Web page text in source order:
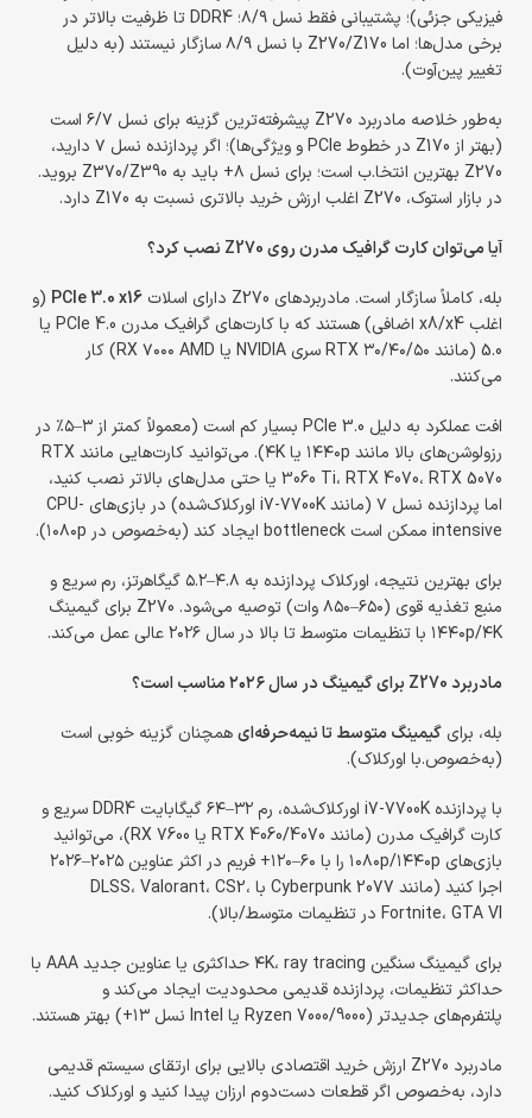
فیزیکی جزئی)؛ پشتیبانی فقط نسل ۸/۹؛ DDR4 تا ظرفیت بالاتر در
برخی مدل‌ها؛ اما Z270/Z170 با نسل ۸/۹ سازگار نیستند (به دلیل
تغییر پین‌آوت).
به‌طور خلاصه مادربرد Z270 پیشرفته‌ترین گزینه برای نسل ۶/۷ است
(بهتر از Z170 در خطوط PCIe و ویژگی‌ها)؛ اگر پردازنده نسل ۷ دارید،
Z270 بهترین انتخا.ب است؛ برای نسل ۸+ باید به Z370/Z390 بروید.
در بازار استوک، Z270 اغلب ارزش خرید بالاتری نسبت به Z170 دارد.
آیا می‌توان کارت گرافیک مدرن روی Z270 نصب کرد؟
بله، کاملاً سازگار است. مادربردهای Z270 دارای اسلات
PCIe 3.0 x16 (و
اغلب x8/x4 اضافی) هستند که با کارت‌های گرافیک مدرن PCIe 4.0 یا
5.0 (مانند RTX ۳۰/۴۰/۵۰ سری NVIDIA یا RX ۷۰۰۰ AMD) کار
می‌کنند.
افت عملکرد به دلیل PCIe 3.0 بسیار کم است (معمولاً کمتر از ۳–۵٪ در
رزولوشن‌های بالا مانند ۱۴۴۰p یا ۴K). می‌توانید کارت‌هایی مانند RTX
3060 Ti، RTX 4070، RTX 5070 یا حتی مدل‌های بالاتر نصب کنید،
اما پردازنده نسل ۷ (مانند i7-7700K اورکلاک‌شده) در بازی‌های CPU-
intensive ممکن است bottleneck ایجاد کند (به‌خصوص در ۱۰۸۰p).
برای بهترین نتیجه، اورکلاک پردازنده به ۴.۸–۵.۲ گیگاهرتز، رم سریع و
منبع تغذیه قوی (۶۵۰–۸۵۰ وات) توصیه می‌شود. Z270 برای گیمینگ
۱۴۴۰p/۴K با تنظیمات متوسط تا بالا در سال ۲۰۲۶ عالی عمل می‌کند.
مادربرد Z270 برای گیمینگ در سال ۲۰۲۶ مناسب است؟
بله، برای گیمینگ متوسط تا نیمه‌حرفه‌ایهمچنان گزینه خوبی است
(به‌خصوص.با اورکلاک).
با پردازنده i7-7700K اورکلاک‌شده، رم ۳۲–۶۴ گیگابایت DDR4 سریع و
کارت گرافیک مدرن (مانند RTX 4060/4070 یا RX 7600)، می‌توانید
بازی‌های ۱۰۸۰p/۱۴۴۰p را با ۶۰–۱۲۰+ فریم در اکثر عناوین ۲۰۲۵–۲۰۲۶
اجرا کنید (مانند Cyberpunk 2077 با DLSS، Valorant، CS2،
Fortnite، GTA VI در تنظیمات متوسط/بالا).
برای گیمینگ سنگین ۴K، ray tracing حداکثری یا عناوین جدید AAA با
حداکثر تنظیمات، پردازنده قدیمی محدودیت ایجاد می‌کند و
پلتفرم‌های جدیدتر (Ryzen 7000/9000 یا Intel نسل ۱۳+) بهتر هستند.
مادربرد Z270 ارزش خرید اقتصادی بالایی برای ارتقای سیستم قدیمی
دارد، به‌خصوص اگر قطعات دست‌دوم ارزان پیدا کنید و اورکلاک کنید.